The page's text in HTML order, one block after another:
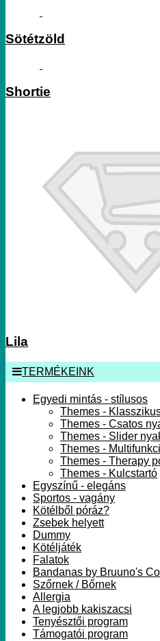
Sötétzöld
Shortie
Lila
TERMÉKEINK
Egyedi mintás - stílusos
Themes -
Themes - Csatos
Themes - Slider
Themes -
Themes - Therapy
Themes - Kulcstartó
Egyszínű - elegáns
Sportos - vagány
Kötélből póráz?
Zsebek helyett
Dummy
Kötéljáték
Falatok
Bandanas by Bruuno's
Szőrnek / Bőrnek
Allergia
A legjobb kakiszacsi
Tenyésztői program
Támogatói program